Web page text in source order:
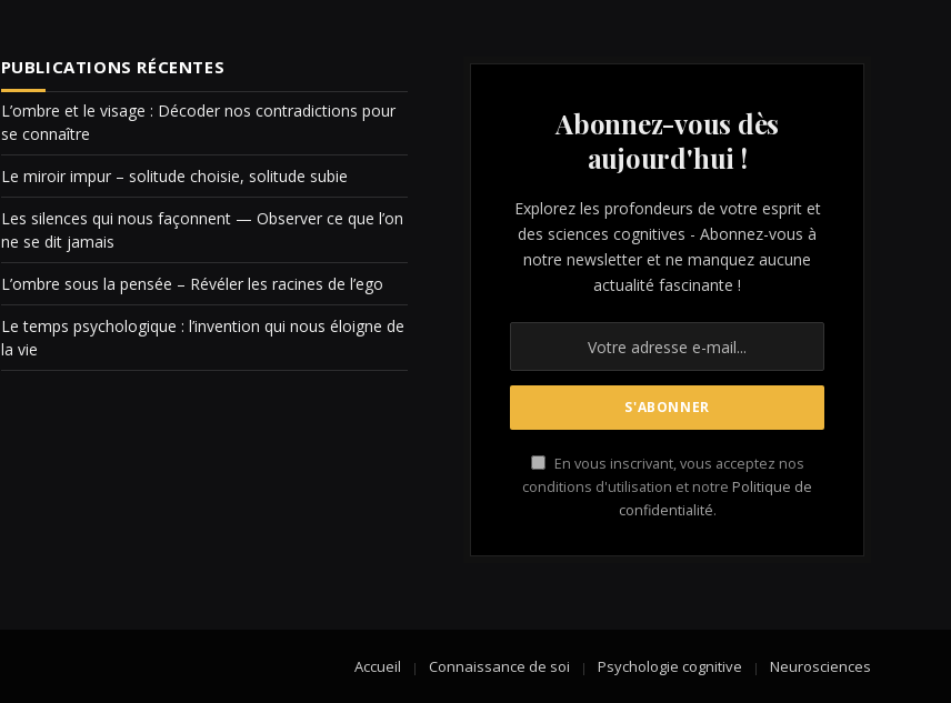
PUBLICATIONS RÉCENTES
L’ombre et le visage : Décoder nos contradictions pour
se connaître
Le miroir impur – solitude choisie, solitude subie
Les silences qui nous façonnent — Observer ce que l’on
ne se dit jamais
L’ombre sous la pensée – Révéler les racines de l’ego
Le temps psychologique : l’invention qui nous éloigne de
la vie
Abonnez-vous dès
aujourd'hui !
Explorez les profondeurs de votre esprit et
des sciences cognitives - Abonnez-vous à
notre newsletter et ne manquez aucune
actualité fascinante !
En vous inscrivant, vous acceptez nos
conditions d'utilisation et notre Politique de
confidentialité.
Accueil Connaissance de soi Psychologie cognitive Neurosciences